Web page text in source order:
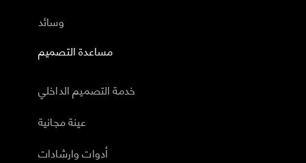
وسائد
مساعدة التصميم
خدمة التصميم الداخلي
عينة مجانية
أدوات وارشادات